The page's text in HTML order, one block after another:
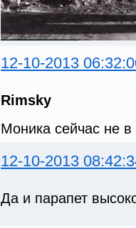
12-10-2013
Rimsky
Моника сейчас не
12-10-2013
Да и парапет